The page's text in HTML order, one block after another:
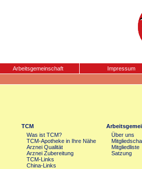
Arbeitsgemeinschaft
Impressum
TCM
Was ist TCM?
TCM-Apotheke in Ihre Nähe
Arznei Qualität
Arznei Zubereitung
TCM-Links
China-Links
Über uns
Mitgliedliste
Satzung